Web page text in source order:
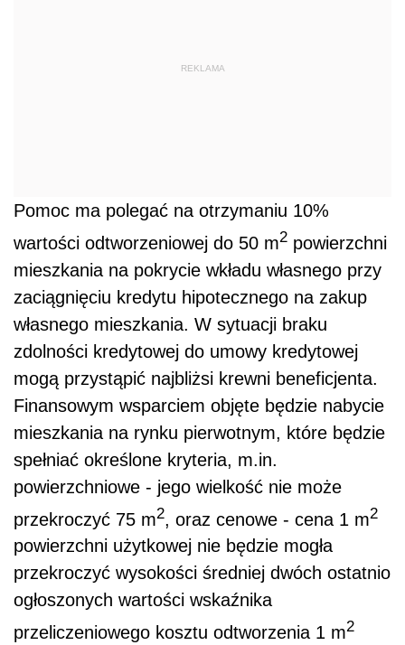
REKLAMA
Pomoc ma polegać na otrzymaniu 10%
wartości odtworzeniowej do 50 m2 powierzchni
mieszkania na pokrycie wkładu własnego przy
zaciągnięciu kredytu hipotecznego na zakup
własnego mieszkania. W sytuacji braku
zdolności kredytowej do umowy kredytowej
mogą przystąpić najbliżsi krewni beneficjenta.
Finansowym wsparciem objęte będzie nabycie
mieszkania na rynku pierwotnym, które będzie
spełniać określone kryteria, m.in.
powierzchniowe - jego wielkość nie może
przekroczyć 75 m2 , oraz cenowe - cena 1 m2
powierzchni użytkowej nie będzie mogła
przekroczyć wysokości średniej dwóch ostatnio
ogłoszonych wartości wskaźnika
przeliczeniowego kosztu odtworzenia 1 m2